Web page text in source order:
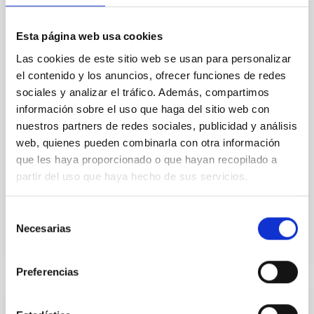
Esta página web usa cookies
Las cookies de este sitio web se usan para personalizar
el contenido y los anuncios, ofrecer funciones de redes
sociales y analizar el tráfico. Además, compartimos
información sobre el uso que haga del sitio web con
nuestros partners de redes sociales, publicidad y análisis
web, quienes pueden combinarla con otra información
que les haya proporcionado o que hayan recopilado a
partir del uso que haya hecho de sus servicios.
Necesarias
Preferencias
possess dayside temperatures that are hot enough
vapor atmosphere. Secondary eclipse thermal
emission can efficiently probe for the presence of
these atmospheres on a rocky planet. We observed
single JWST MIRI/LRS secondary eclipses for 10
ultra-hot
Smith, Cole et al.
Fecha de publicación:
SIN ÁRBITRO